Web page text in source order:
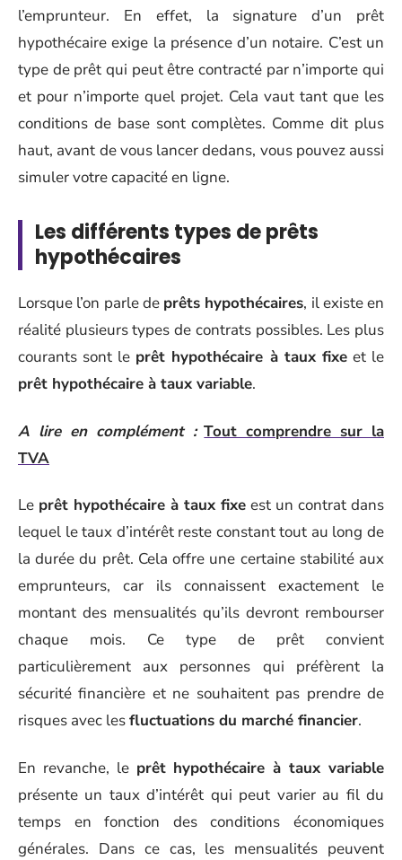
l’emprunteur. En effet, la signature d’un prêt
hypothécaire exige la présence d’un notaire. C’est un
type de prêt qui peut être contracté par n’importe qui
et pour n’importe quel projet. Cela vaut tant que les
conditions de base sont complètes. Comme dit plus
haut, avant de vous lancer dedans, vous pouvez aussi
simuler votre capacité en ligne.
Les différents types de prêts
hypothécaires
Lorsque l’on parle de prêts hypothécaires, il existe en
réalité plusieurs types de contrats possibles. Les plus
courants sont le prêt hypothécaire à taux fixeet le
prêt hypothécaire à taux variable.
A lire en complément : Tout comprendre sur la
TVA
Le prêt hypothécaire à taux fixe est un contrat dans
lequel le taux d’intérêt reste constant tout au long de
la durée du prêt. Cela offre une certaine stabilité aux
emprunteurs, car ils connaissent exactement le
montant des mensualités qu’ils devront rembourser
chaque mois. Ce type de prêt convient
particulièrement aux personnes qui préfèrent la
sécurité financière et ne souhaitent pas prendre de
risques avec lesfluctuations du marché financier.
En revanche, le prêt hypothécaire à taux variable
présente un taux d’intérêt qui peut varier au fil du
temps en fonction des conditions économiques
générales. Dans ce cas, les mensualités peuvent